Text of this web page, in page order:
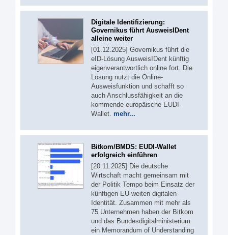
Digitale Identifizierung:
Governikus führt AusweisIDent
alleine weiter
[01.12.2025] Governikus führt die
eID-Lösung AusweisIDent künftig
eigenverantwortlich online fort. Die
Lösung nutzt die Online-
Ausweisfunktion und schafft so
auch Anschlussfähigkeit an die
kommende europäische EUDI-
Wallet. mehr...
Bitkom/BMDS: EUDI-Wallet
erfolgreich einführen
[20.11.2025] Die deutsche
Wirtschaft macht gemeinsam mit
der Politik Tempo beim Einsatz der
künftigen EU-weiten digitalen
Identität. Zusammen mit mehr als
75 Unternehmen haben der Bitkom
und das Bundesdigitalministerium
ein Memorandum of Understanding